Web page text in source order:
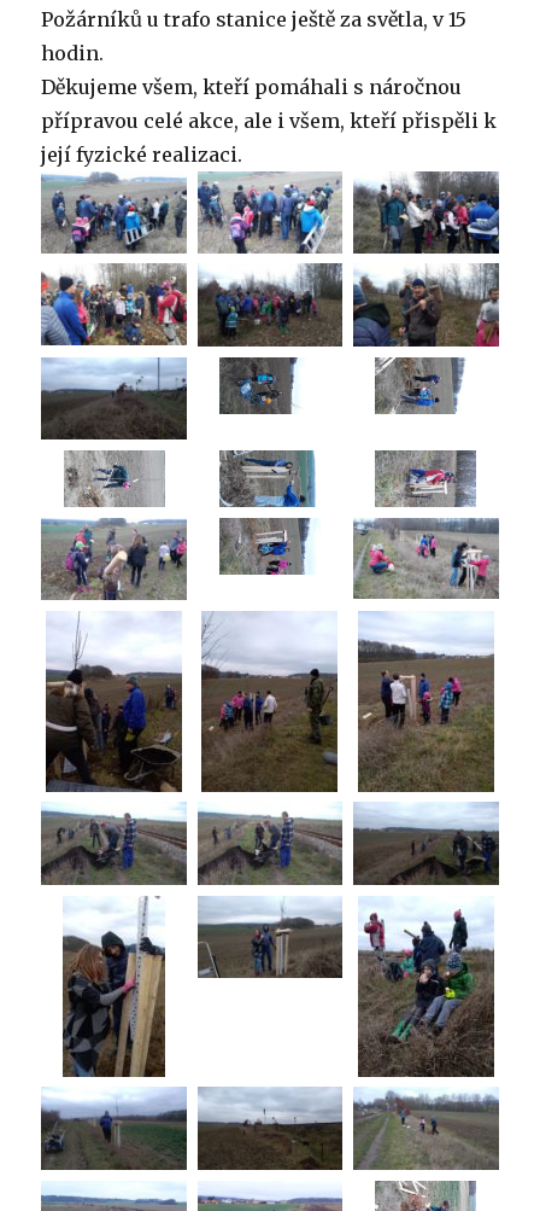
Požárníků u trafo stanice ještě za světla, v 15
hodin.
Děkujeme všem, kteří pomáhali s náročnou
přípravou celé akce, ale i všem, kteří přispěli k
její fyzické realizaci.